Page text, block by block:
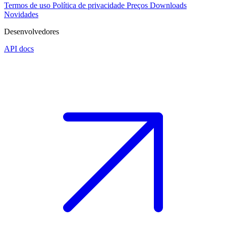
Termos de uso Política de privacidade Preços Downloads
Novidades
Desenvolvedores
API docs